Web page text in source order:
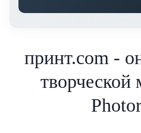
принт.com -
творческой